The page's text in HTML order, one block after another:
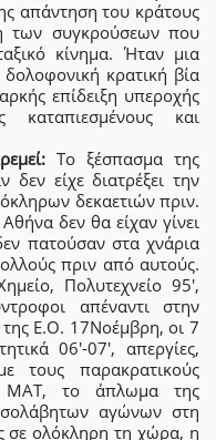
απάντηση του κράτους
των συγκρούσεων που
κίνημα. Ήταν μια
κρατική βία
επίδειξη υπεροχής
και
Το ξέσπασμα της
είχε διατρέξει την
δεκαετιών πριν.
δεν θα είχαν γίνει
πατούσαν στα χνάρια
πριν από αυτούς.
Πολυτεχνείο 95′,
απέναντι στην
της Ε.Ο. 17Νοέμβρη, οι 7
06′-07′, απεργίες,
τους παρακρατικούς
ΜΑΤ, το άπλωμα της
αγώνων στη
σε ολόκληρη τη χώρα, η